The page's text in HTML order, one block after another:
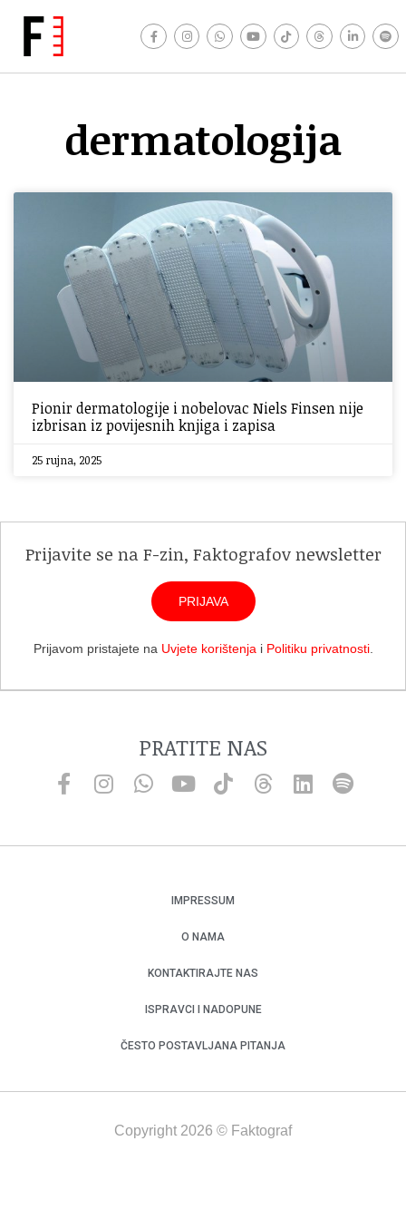
dermatologija
Pionir dermatologije i nobelovac Niels Finsen nije
izbrisan iz povijesnih knjiga i zapisa
25 rujna, 2025
Prijavite se na F-zin, Faktografov newsletter
PRIJAVA
Prijavom pristajete na Uvjete korištenja i Politiku privatnosti.
PRATITE NAS
IMPRESSUM
O NAMA
KONTAKTIRAJTE NAS
ISPRAVCI I NADOPUNE
ČESTO POSTAVLJANA PITANJA
Copyright 2026 © Faktograf